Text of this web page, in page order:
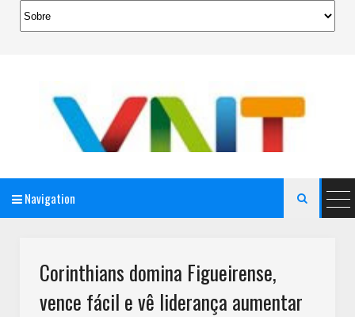
Navigation 
Corinthians domina Figueirense,
vence fácil e vê liderança aumentar